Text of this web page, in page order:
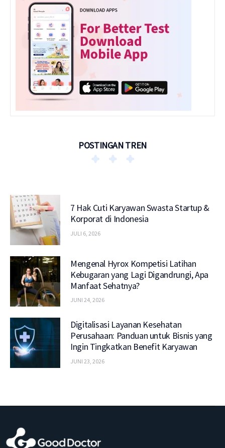
POSTINGAN TREN
7 Hak Cuti Karyawan Swasta Startup &
Korporat di Indonesia
JULI 6, 2026
Mengenal Hyrox Kompetisi Latihan
Kebugaran yang Lagi Digandrungi, Apa
Manfaat Sehatnya?
JUNI 24, 2026
Digitalisasi Layanan Kesehatan
Perusahaan: Panduan untuk Bisnis yang
Ingin Tingkatkan Benefit Karyawan
JUNI 23, 2026